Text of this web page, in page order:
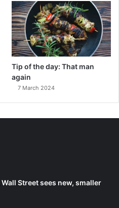
Tip of the day: That man
again
7 March 2024
Street sees new, smaller